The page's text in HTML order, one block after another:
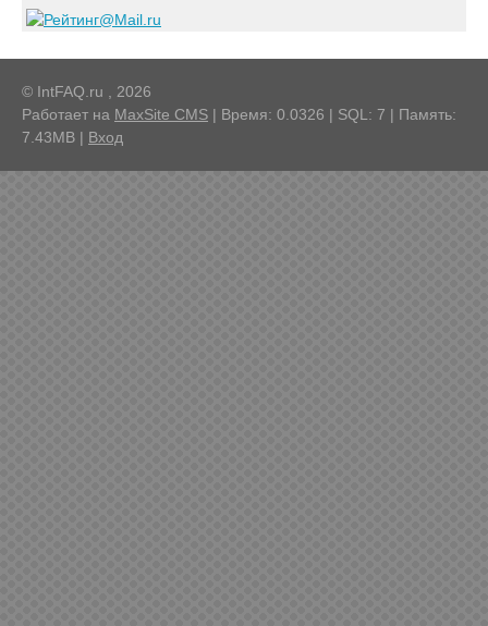
© IntFAQ.ru , 2026
Работает на MaxSite CMS | Время: 0.0326 | SQL: 7 | Память:
7.43MB | Вход